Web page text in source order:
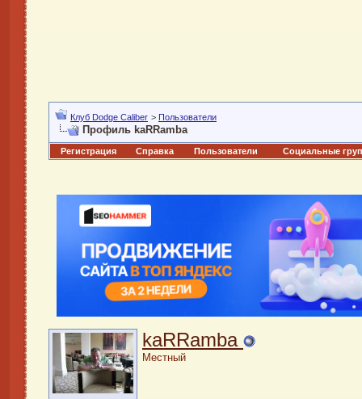
Клуб Dodge Caliber > Пользователи
Профиль kaRRamba
Регистрация Справка Пользователи Социальные
kaRRamba
Местный